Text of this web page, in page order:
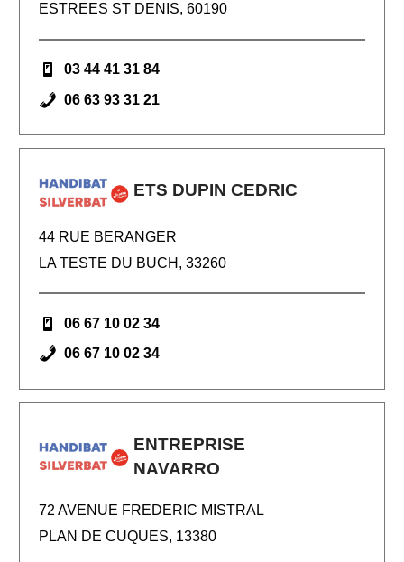
ESTREES ST DENIS, 60190
03 44 41 31 84
06 63 93 31 21
ETS DUPIN CEDRIC
44 RUE BERANGER
LA TESTE DU BUCH, 33260
06 67 10 02 34
06 67 10 02 34
ENTREPRISE
NAVARRO
72 AVENUE FREDERIC MISTRAL
PLAN DE CUQUES, 13380